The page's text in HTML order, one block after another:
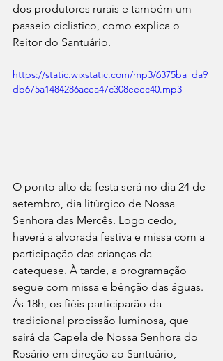
dos produtores rurais e também um
passeio ciclístico, como explica o
Reitor do Santuário.
https://static.wixstatic.com/mp3/6375ba_da9
db675a1484286acea47c308eeec40.mp3
O ponto alto da festa será no dia 24 de
setembro, dia litúrgico de Nossa
Senhora das Mercês. Logo cedo,
haverá a alvorada festiva e missa com a
participação das crianças da
catequese. À tarde, a programação
segue com missa e bênção das águas.
Às 18h, os fiéis participarão da
tradicional procissão luminosa, que
sairá da Capela de Nossa Senhora do
Rosário em direção ao Santuário,